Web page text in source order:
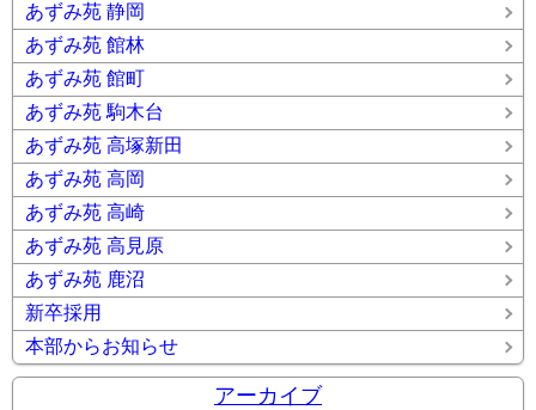
あずみ苑 静岡
あずみ苑 館林
あずみ苑 館町
あずみ苑 駒木台
あずみ苑 高塚新田
あずみ苑 高岡
あずみ苑 高崎
あずみ苑 高見原
あずみ苑 鹿沼
新卒採用
本部からお知らせ
アーカイブ